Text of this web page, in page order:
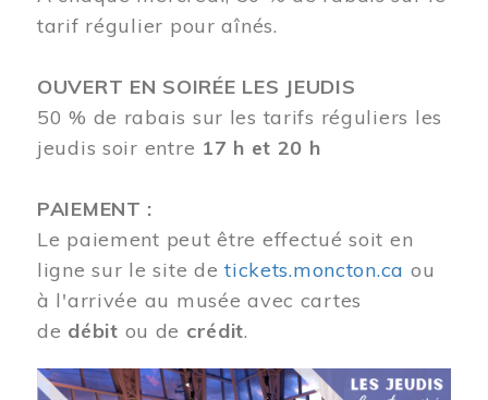
tarif régulier pour aînés.
OUVERT EN SOIRÉE LES JEUDIS
50 % de rabais sur les tarifs réguliers les
jeudis soir entre 17 h et 20 h
PAIEMENT :
Le paiement peut être effectué soit en
ligne sur le site detickets.moncton.ca ou
à l'arrivée au musée avec cartes
de débit ou de crédit.
Image